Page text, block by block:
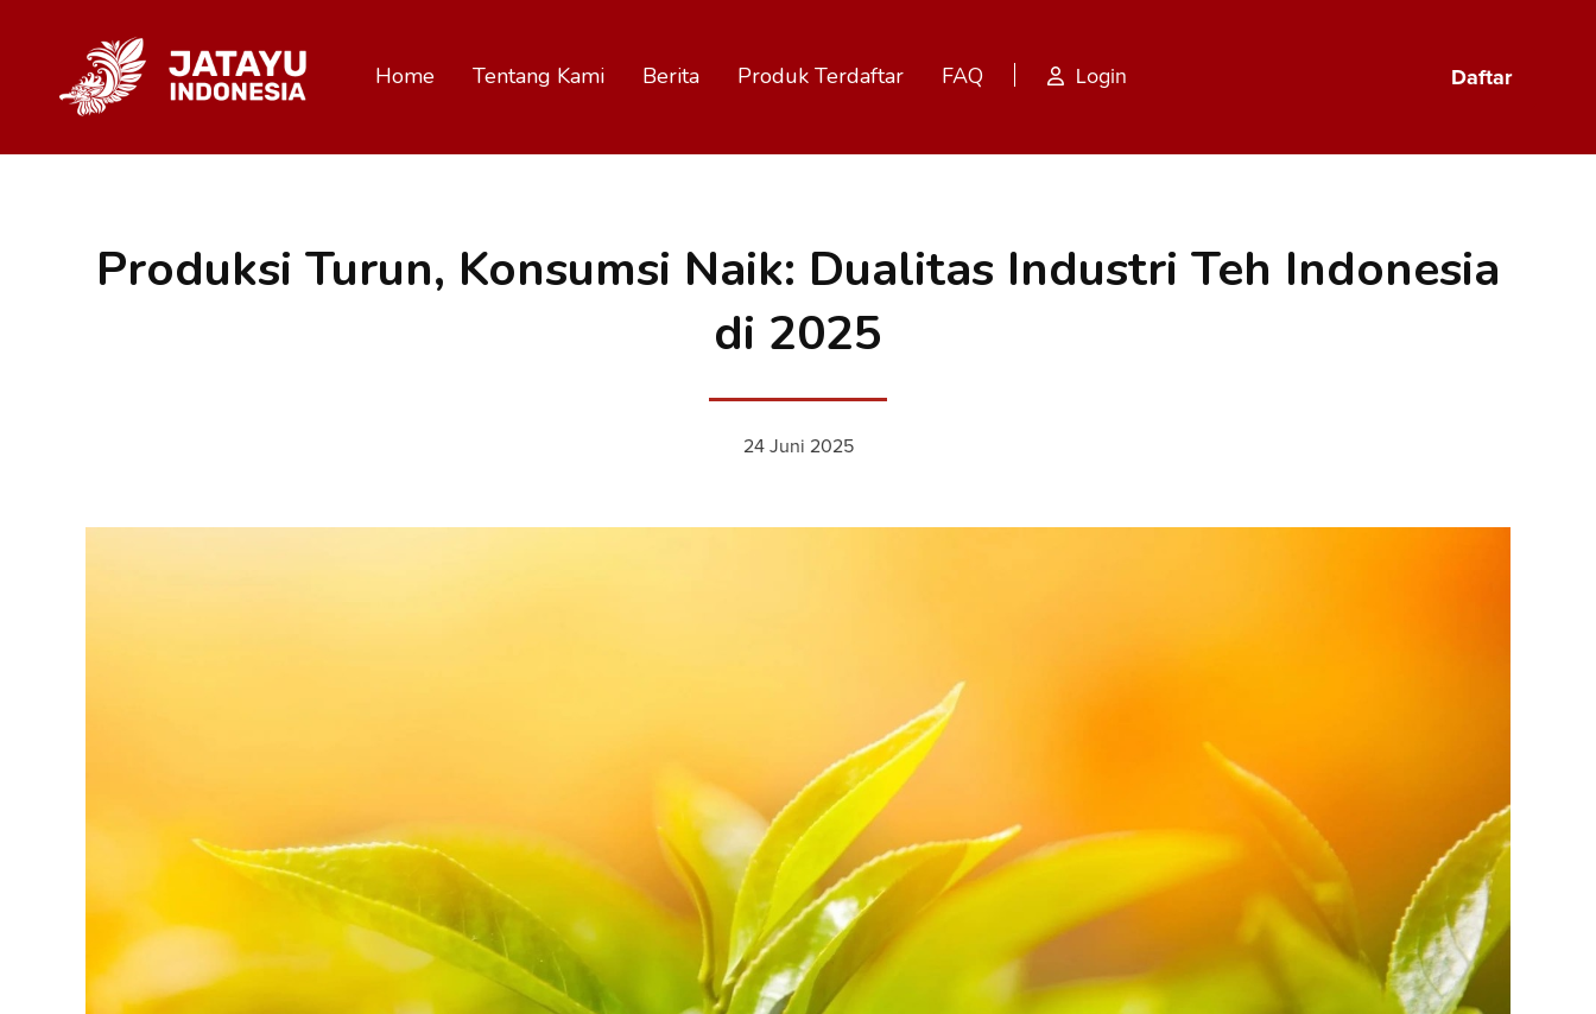
Home Tentang Kami Berita Produk Terdaftar FAQ Login Daftar
Produksi Turun, Konsumsi Naik: Dualitas Industri Teh Indonesia
di 2025
24 Juni 2025